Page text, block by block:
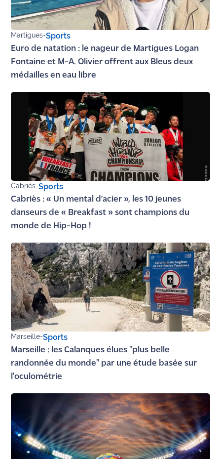
rouge
Maritima
L'anecdote
de Jeff
C'est
club
Coachs
Maritima
Bon
plan
sortie
contacter
et voir
Maritima
Qui
sommes
nous ?
Devenir
annonceur
Recrutement
légales
Conditions
générales
d'utilisation du
site maritima.fr
Martigues-Sports
Euro de natation : le nageur de Martigues Logan
Fontaine et M-A. Olivier offrent aux Bleus deux
médailles en eau libre
Cabriès-Sports
Cabriès : « Un mental d’acier », les 10 jeunes
danseurs de « Breakfast » sont champions du
monde de Hip-Hop !
Marseille-Sports
Marseille : les Calanques élues "plus belle
randonnée du monde" par une étude basée sur
l'oculométrie